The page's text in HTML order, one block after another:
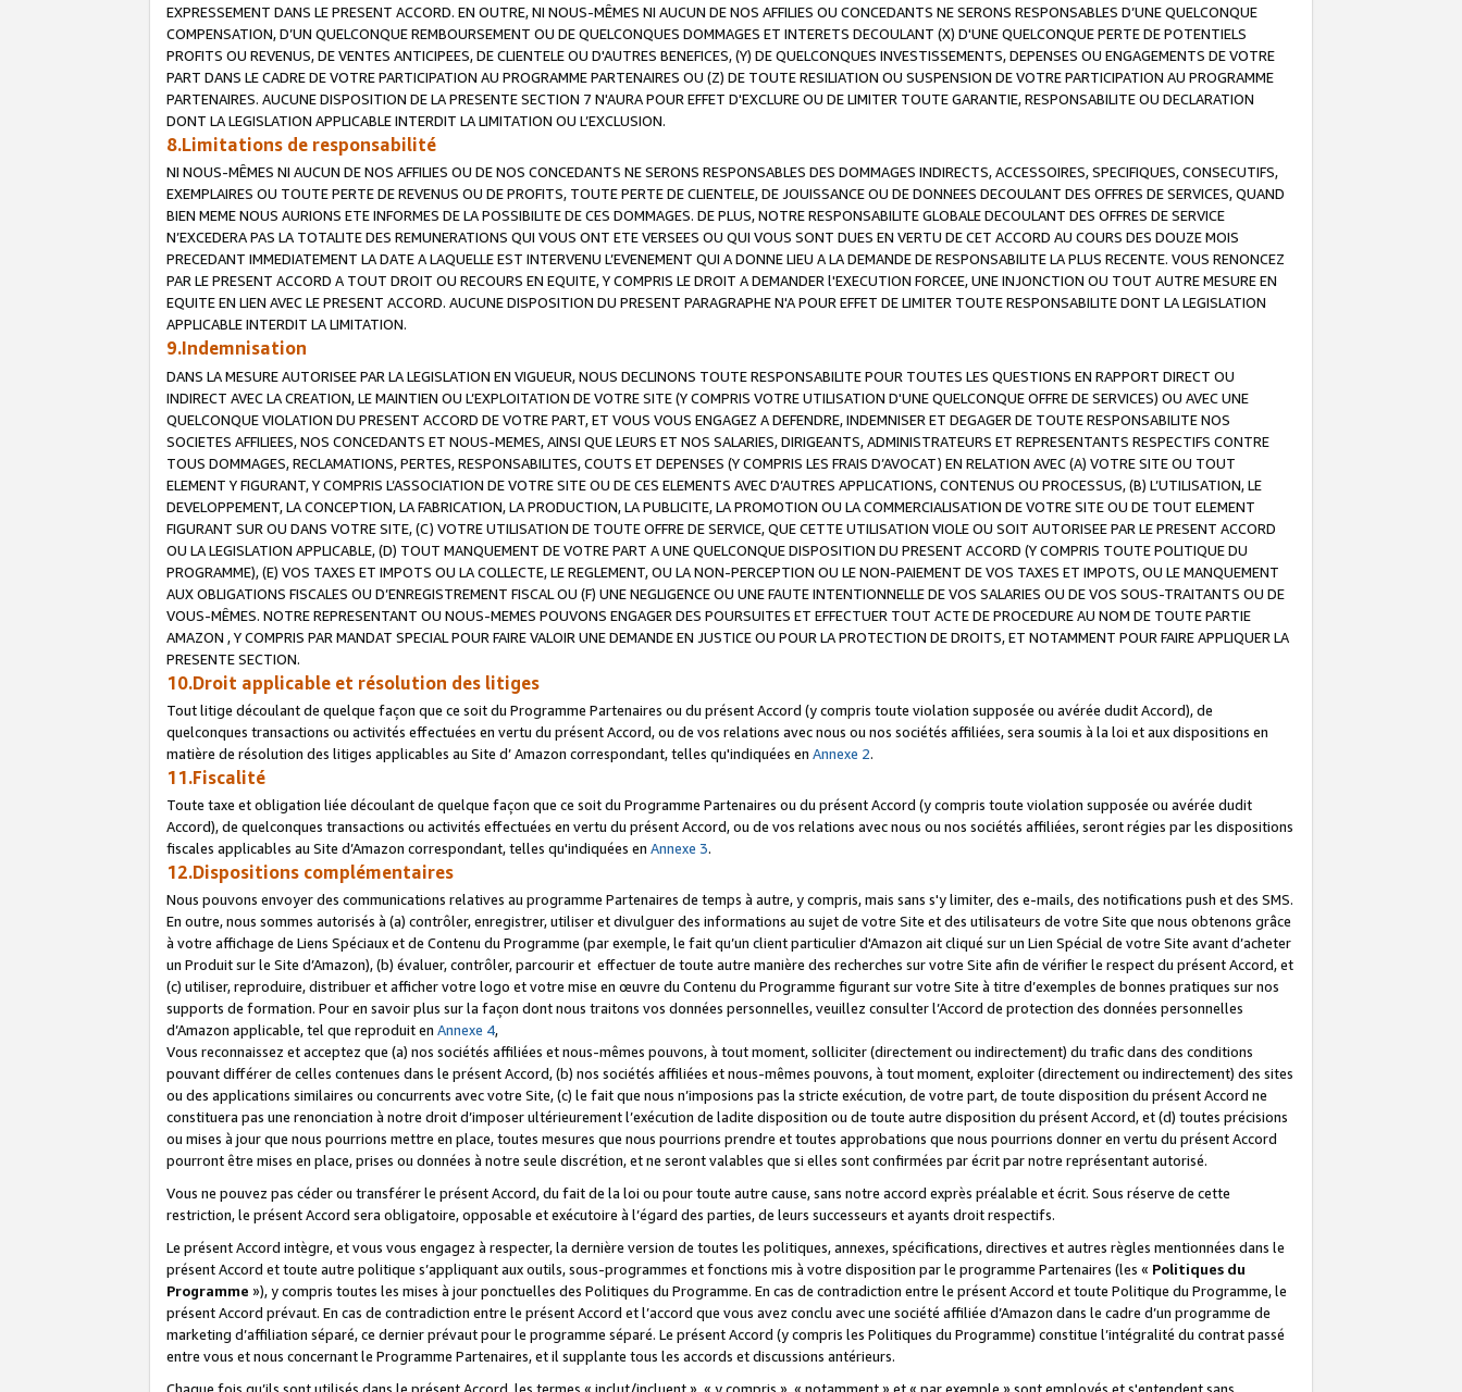
EXPRESSEMENT DANS LE PRESENT ACCORD. EN OUTRE, NI NOUS-MÊMES NI AUCUN DE NOS AFFILIES OU CONCEDANTS NE SERONS RESPONSABLES D’UNE QUELCONQUE
COMPENSATION, D’UN QUELCONQUE REMBOURSEMENT OU DE QUELCONQUES DOMMAGES ET INTERETS DECOULANT (X) D'UNE QUELCONQUE PERTE DE POTENTIELS
PROFITS OU REVENUS, DE VENTES ANTICIPEES, DE CLIENTELE OU D'AUTRES BENEFICES, (Y) DE QUELCONQUES INVESTISSEMENTS, DEPENSES OU ENGAGEMENTS DE VOTRE
PART DANS LE CADRE DE VOTRE PARTICIPATION AU PROGRAMME PARTENAIRES OU (Z) DE TOUTE RESILIATION OU SUSPENSION DE VOTRE PARTICIPATION AU PROGRAMME
PARTENAIRES. AUCUNE DISPOSITION DE LA PRESENTE SECTION 7 N'AURA POUR EFFET D'EXCLURE OU DE LIMITER TOUTE GARANTIE, RESPONSABILITE OU DECLARATION
DONT LA LEGISLATION APPLICABLE INTERDIT LA LIMITATION OU L’EXCLUSION.
8.Limitations de responsabilité
NI NOUS-MÊMES NI AUCUN DE NOS AFFILIES OU DE NOS CONCEDANTS NE SERONS RESPONSABLES DES DOMMAGES INDIRECTS, ACCESSOIRES, SPECIFIQUES, CONSECUTIFS,
EXEMPLAIRES OU TOUTE PERTE DE REVENUS OU DE PROFITS, TOUTE PERTE DE CLIENTELE, DE JOUISSANCE OU DE DONNEES DECOULANT DES OFFRES DE SERVICES, QUAND
BIEN MEME NOUS AURIONS ETE INFORMES DE LA POSSIBILITE DE CES DOMMAGES. DE PLUS, NOTRE RESPONSABILITE GLOBALE DECOULANT DES OFFRES DE SERVICE
N’EXCEDERA PAS LA TOTALITE DES REMUNERATIONS QUI VOUS ONT ETE VERSEES OU QUI VOUS SONT DUES EN VERTU DE CET ACCORD AU COURS DES DOUZE MOIS
PRECEDANT IMMEDIATEMENT LA DATE A LAQUELLE EST INTERVENU L’EVENEMENT QUI A DONNE LIEU A LA DEMANDE DE RESPONSABILITE LA PLUS RECENTE. VOUS RENONCEZ
PAR LE PRESENT ACCORD A TOUT DROIT OU RECOURS EN EQUITE, Y COMPRIS LE DROIT A DEMANDER l'EXECUTION FORCEE, UNE INJONCTION OU TOUT AUTRE MESURE EN
EQUITE EN LIEN AVEC LE PRESENT ACCORD. AUCUNE DISPOSITION DU PRESENT PARAGRAPHE N'A POUR EFFET DE LIMITER TOUTE RESPONSABILITE DONT LA LEGISLATION
APPLICABLE INTERDIT LA LIMITATION.
9.Indemnisation
DANS LA MESURE AUTORISEE PAR LA LEGISLATION EN VIGUEUR, NOUS DECLINONS TOUTE RESPONSABILITE POUR TOUTES LES QUESTIONS EN RAPPORT DIRECT OU
INDIRECT AVEC LA CREATION, LE MAINTIEN OU L’EXPLOITATION DE VOTRE SITE (Y COMPRIS VOTRE UTILISATION D'UNE QUELCONQUE OFFRE DE SERVICES) OU AVEC UNE
QUELCONQUE VIOLATION DU PRESENT ACCORD DE VOTRE PART, ET VOUS VOUS ENGAGEZ A DEFENDRE, INDEMNISER ET DEGAGER DE TOUTE RESPONSABILITE NOS
SOCIETES AFFILIEES, NOS CONCEDANTS ET NOUS-MEMES, AINSI QUE LEURS ET NOS SALARIES, DIRIGEANTS, ADMINISTRATEURS ET REPRESENTANTS RESPECTIFS CONTRE
TOUS DOMMAGES, RECLAMATIONS, PERTES, RESPONSABILITES, COUTS ET DEPENSES (Y COMPRIS LES FRAIS D’AVOCAT) EN RELATION AVEC (A) VOTRE SITE OU TOUT
ELEMENT Y FIGURANT, Y COMPRIS L’ASSOCIATION DE VOTRE SITE OU DE CES ELEMENTS AVEC D’AUTRES APPLICATIONS, CONTENUS OU PROCESSUS, (B) L’UTILISATION, LE
DEVELOPPEMENT, LA CONCEPTION, LA FABRICATION, LA PRODUCTION, LA PUBLICITE, LA PROMOTION OU LA COMMERCIALISATION DE VOTRE SITE OU DE TOUT ELEMENT
FIGURANT SUR OU DANS VOTRE SITE, (C) VOTRE UTILISATION DE TOUTE OFFRE DE SERVICE, QUE CETTE UTILISATION VIOLE OU SOIT AUTORISEE PAR LE PRESENT ACCORD
OU LA LEGISLATION APPLICABLE, (D) TOUT MANQUEMENT DE VOTRE PART A UNE QUELCONQUE DISPOSITION DU PRESENT ACCORD (Y COMPRIS TOUTE POLITIQUE DU
PROGRAMME), (E) VOS TAXES ET IMPOTS OU LA COLLECTE, LE REGLEMENT, OU LA NON-PERCEPTION OU LE NON-PAIEMENT DE VOS TAXES ET IMPOTS, OU LE MANQUEMENT
AUX OBLIGATIONS FISCALES OU D’ENREGISTREMENT FISCAL OU (F) UNE NEGLIGENCE OU UNE FAUTE INTENTIONNELLE DE VOS SALARIES OU DE VOS SOUS-TRAITANTS OU DE
VOUS-MÊMES. NOTRE REPRESENTANT OU NOUS-MEMES POUVONS ENGAGER DES POURSUITES ET EFFECTUER TOUT ACTE DE PROCEDURE AU NOM DE TOUTE PARTIE
AMAZON , Y COMPRIS PAR MANDAT SPECIAL POUR FAIRE VALOIR UNE DEMANDE EN JUSTICE OU POUR LA PROTECTION DE DROITS, ET NOTAMMENT POUR FAIRE APPLIQUER LA
PRESENTE SECTION.
10.Droit applicable et résolution des litiges
Tout litige découlant de quelque façon que ce soit du Programme Partenaires ou du présent Accord (y compris toute violation supposée ou avérée dudit Accord), de
quelconques transactions ou activités effectuées en vertu du présent Accord, ou de vos relations avec nous ou nos sociétés affiliées, sera soumis à la loi et aux dispositions en
matière de résolution des litiges applicables au Site d’ Amazon correspondant, telles qu'indiquées en Annexe 2.
11.Fiscalité
Toute taxe et obligation liée découlant de quelque façon que ce soit du Programme Partenaires ou du présent Accord (y compris toute violation supposée ou avérée dudit
Accord), de quelconques transactions ou activités effectuées en vertu du présent Accord, ou de vos relations avec nous ou nos sociétés affiliées, seront régies par les dispositions
fiscales applicables au Site d’Amazon correspondant, telles qu'indiquées en Annexe 3.
12.Dispositions complémentaires
Nous pouvons envoyer des communications relatives au programme Partenaires de temps à autre, y compris, mais sans s'y limiter, des e-mails, des notifications push et des SMS.
En outre, nous sommes autorisés à (a) contrôler, enregistrer, utiliser et divulguer des informations au sujet de votre Site et des utilisateurs de votre Site que nous obtenons grâce
à votre affichage de Liens Spéciaux et de Contenu du Programme (par exemple, le fait qu’un client particulier d'Amazon ait cliqué sur un Lien Spécial de votre Site avant d’acheter
un Produit sur le Site d’Amazon), (b) évaluer, contrôler, parcourir et effectuer de toute autre manière des recherches sur votre Site afin de vérifier le respect du présent Accord, et
(c) utiliser, reproduire, distribuer et afficher votre logo et votre mise en œuvre du Contenu du Programme figurant sur votre Site à titre d’exemples de bonnes pratiques sur nos
supports de formation. Pour en savoir plus sur la façon dont nous traitons vos données personnelles, veuillez consulter l’Accord de protection des données personnelles
d’Amazon applicable, tel que reproduit en Annexe 4,
Vous reconnaissez et acceptez que (a) nos sociétés affiliées et nous-mêmes pouvons, à tout moment, solliciter (directement ou indirectement) du trafic dans des conditions
pouvant différer de celles contenues dans le présent Accord, (b) nos sociétés affiliées et nous-mêmes pouvons, à tout moment, exploiter (directement ou indirectement) des sites
ou des applications similaires ou concurrents avec votre Site, (c) le fait que nous n’imposions pas la stricte exécution, de votre part, de toute disposition du présent Accord ne
constituera pas une renonciation à notre droit d’imposer ultérieurement l’exécution de ladite disposition ou de toute autre disposition du présent Accord, et (d) toutes précisions
ou mises à jour que nous pourrions mettre en place, toutes mesures que nous pourrions prendre et toutes approbations que nous pourrions donner en vertu du présent Accord
pourront être mises en place, prises ou données à notre seule discrétion, et ne seront valables que si elles sont confirmées par écrit par notre représentant autorisé.
Vous ne pouvez pas céder ou transférer le présent Accord, du fait de la loi ou pour toute autre cause, sans notre accord exprès préalable et écrit. Sous réserve de cette
restriction, le présent Accord sera obligatoire, opposable et exécutoire à l’égard des parties, de leurs successeurs et ayants droit respectifs.
Le présent Accord intègre, et vous vous engagez à respecter, la dernière version de toutes les politiques, annexes, spécifications, directives et autres règles mentionnées dans le
présent Accord et toute autre politique s’appliquant aux outils, sous-programmes et fonctions mis à votre disposition par le programme Partenaires (les « Politiques du
Programme »), y compris toutes les mises à jour ponctuelles des Politiques du Programme. En cas de contradiction entre le présent Accord et toute Politique du Programme, le
présent Accord prévaut. En cas de contradiction entre le présent Accord et l’accord que vous avez conclu avec une société affiliée d’Amazon dans le cadre d’un programme de
marketing d’affiliation séparé, ce dernier prévaut pour le programme séparé. Le présent Accord (y compris les Politiques du Programme) constitue l’intégralité du contrat passé
entre vous et nous concernant le Programme Partenaires, et il supplante tous les accords et discussions antérieurs.